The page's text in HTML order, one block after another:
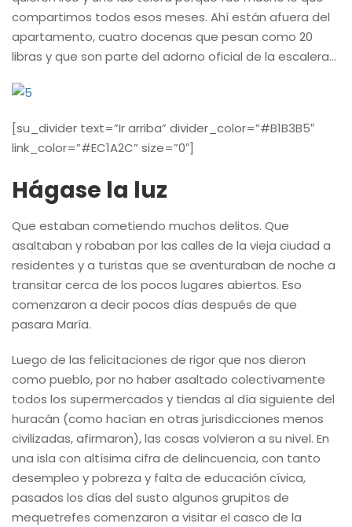
compartimos todos esos meses. Ahí están afuera del
apartamento, cuatro docenas que pesan como 20
libras y que son parte del adorno oficial de la escalera…
[su_divider text=”Ir arriba” divider_color=”#B1B3B5″
link_color=”#EC1A2C” size=”0″]
Hágase la luz
Que estaban cometiendo muchos delitos. Que
asaltaban y robaban por las calles de la vieja ciudad a
residentes y a turistas que se aventuraban de noche a
transitar cerca de los pocos lugares abiertos. Eso
comenzaron a decir pocos días después de que
pasara María.
Luego de las felicitaciones de rigor que nos dieron
como pueblo, por no haber asaltado colectivamente
todos los supermercados y tiendas al día siguiente del
huracán (como hacían en otras jurisdicciones menos
civilizadas, afirmaron), las cosas volvieron a su nivel. En
una isla con altísima cifra de delincuencia, con tanto
desempleo y pobreza y falta de educación cívica,
pasados los días del susto algunos grupitos de
mequetrefes comenzaron a visitar el casco de la